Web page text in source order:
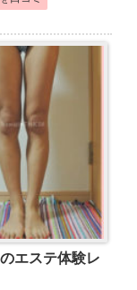
エステ体験レ